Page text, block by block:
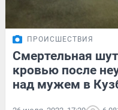
ПРОИСШЕСТВИЯ
Смертельная
кровью после
над мужем в